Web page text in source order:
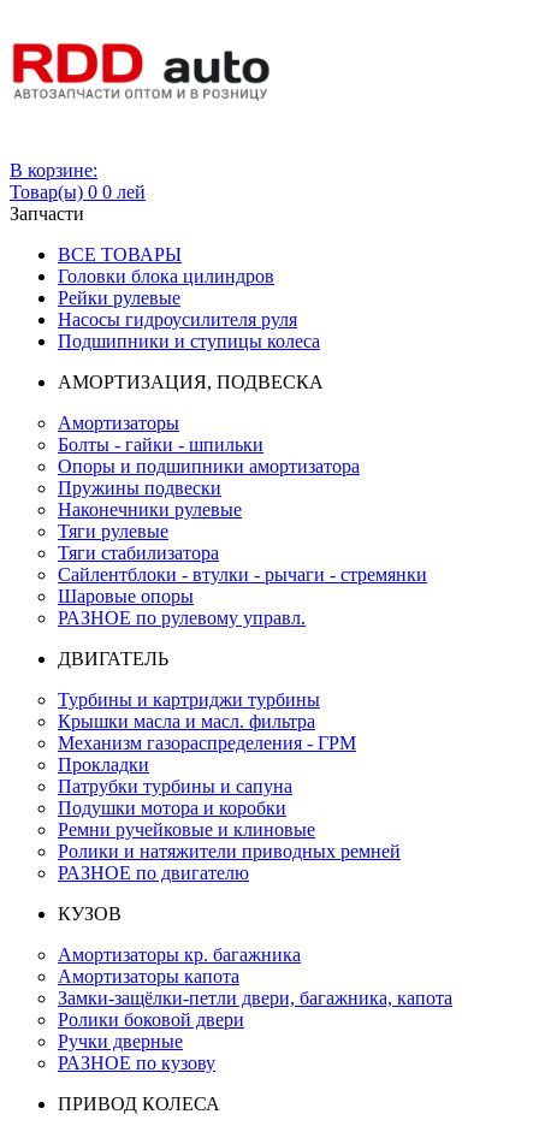
В корзине:
Товар(ы) 0 0 лей
Запчасти
ВСЕ ТОВАРЫ
Головки блока цилиндров
Рейки рулевые
Насосы гидроусилителя руля
Подшипники и ступицы колеса
АМОРТИЗАЦИЯ, ПОДВЕСКА
Амортизаторы
Болты - гайки - шпильки
Опоры и подшипники амортизатора
Пружины подвески
Наконечники рулевые
Тяги рулевые
Тяги стабилизатора
Сайлентблоки - втулки - рычаги - стремянки
Шаровые опоры
РАЗНОЕ по рулевому управл.
ДВИГАТЕЛЬ
Турбины и картриджи турбины
Крышки масла и масл. фильтра
Механизм газораспределения - ГРМ
Прокладки
Патрубки турбины и сапуна
Подушки мотора и коробки
Ремни ручейковые и клиновые
Ролики и натяжители приводных ремней
РАЗНОЕ по двигателю
КУЗОВ
Амортизаторы кр. багажника
Амортизаторы капота
Замки-защёлки-петли двери, багажника, капота
Ролики боковой двери
Ручки дверные
РАЗНОЕ по кузову
ПРИВОД КОЛЕСА